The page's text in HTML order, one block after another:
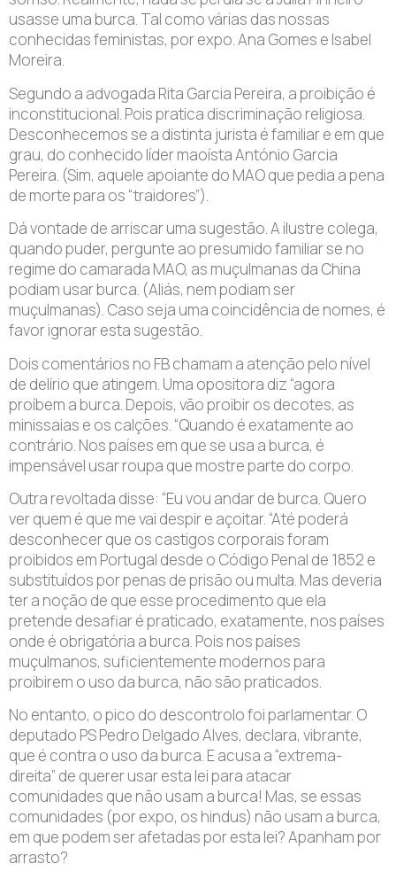
usasse uma burca. Tal como várias das nossas
conhecidas feministas, por expo. Ana Gomes e Isabel
Moreira.
Segundo a advogada Rita Garcia Pereira, a proibição é
inconstitucional. Pois pratica discriminação religiosa.
Desconhecemos se a distinta jurista é familiar e em que
grau, do conhecido líder maoísta António Garcia
Pereira. (Sim, aquele apoiante do MAO que pedia a pena
de morte para os “traidores”).
Dá vontade de arriscar uma sugestão. A ilustre colega,
quando puder, pergunte ao presumido familiar se no
regime do camarada MAO, as muçulmanas da China
podiam usar burca. (Aliás, nem podiam ser
muçulmanas). Caso seja uma coincidência de nomes, é
favor ignorar esta sugestão.
Dois comentários no FB chamam a atenção pelo nível
de delírio que atingem. Uma opositora diz “agora
proíbem a burca. Depois, vão proibir os decotes, as
minissaias e os calções. “Quando é exatamente ao
contrário. Nos países em que se usa a burca, é
impensável usar roupa que mostre parte do corpo.
Outra revoltada disse: “Eu vou andar de burca. Quero
ver quem é que me vai despir e açoitar. “Até poderá
desconhecer que os castigos corporais foram
proibidos em Portugal desde o Código Penal de 1852 e
substituídos por penas de prisão ou multa. Mas deveria
ter a noção de que esse procedimento que ela
pretende desafiar é praticado, exatamente, nos países
onde é obrigatória a burca. Pois nos países
muçulmanos, suficientemente modernos para
proibirem o uso da burca, não são praticados.
No entanto, o pico do descontrolo foi parlamentar. O
deputado PS Pedro Delgado Alves, declara, vibrante,
que é contra o uso da burca. E acusa a “extrema-
direita” de querer usar esta lei para atacar
comunidades que não usam a burca! Mas, se essas
comunidades (por expo, os hindus) não usam a burca,
em que podem ser afetadas por esta lei? Apanham por
arrasto?